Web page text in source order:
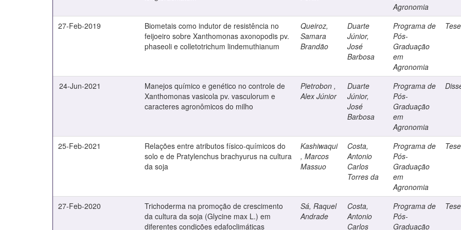
Agronomia
27-Feb-2019
Biometais como indutor de resistência no
feijoeiro sobre Xanthomonas axonopodis pv.
phaseoli e colletotrichum lindemuthianum
Queiroz,
Samara
Brandão
Duarte
Júnior,
José
Barbosa
Programa de
Pós-
Graduação
em
Agronomia
Tese
24-Jun-2021
Manejos químico e genético no controle de
Xanthomonas vasicola pv. vasculorum e
caracteres agronômicos do milho
Pietrobon ,
Alex Júnior
Duarte
Júnior,
José
Barbosa
Programa de
Pós-
Graduação
em
Agronomia
25-Feb-2021
Relações entre atributos físico-químicos do
solo e de Pratylenchus brachyurus na cultura
da soja
Kashiwaqui
, Marcos
Massuo
Costa,
Antonio
Carlos
Torres da
Programa de
Pós-
Graduação
em
Agronomia
Tese
27-Feb-2020
Trichoderma na promoção de crescimento
da cultura da soja (Glycine max L.) em
diferentes condições edafoclimáticas
Sá, Raquel
Andrade
Costa,
Antonio
Carlos
Programa de
Pós-
Graduação
Tese